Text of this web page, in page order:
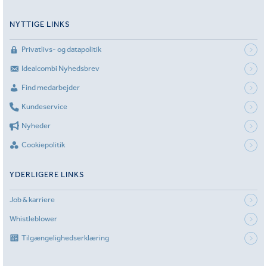
NYTTIGE LINKS
Privatlivs- og datapolitik
Idealcombi Nyhedsbrev
Find medarbejder
Kundeservice
Nyheder
Cookiepolitik
YDERLIGERE LINKS
Job & karriere
Whistleblower
Tilgængelighedserklæring